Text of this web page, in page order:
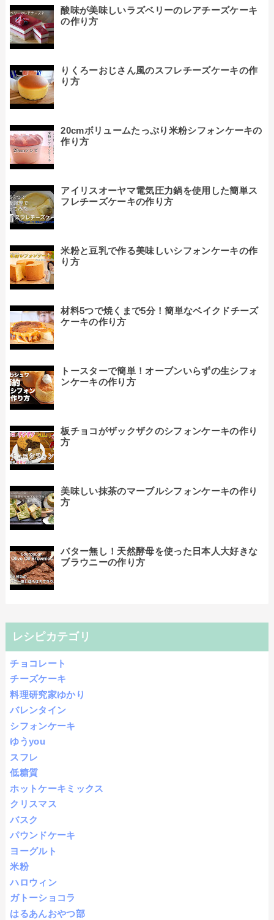
酸味が美味しいラズベリーのレアチーズケーキ
の作り方
りくろーおじさん風のスフレチーズケーキの作
り方
20cmボリュームたっぷり米粉シフォンケーキの
作り方
アイリスオーヤマ電気圧力鍋を使用した簡単ス
フレチーズケーキの作り方
米粉と豆乳で作る美味しいシフォンケーキの作
り方
材料5つで焼くまで5分！簡単なベイクドチーズ
ケーキの作り方
トースターで簡単！オーブンいらずの生シフォ
ンケーキの作り方
板チョコがザックザクのシフォンケーキの作り
方
美味しい抹茶のマーブルシフォンケーキの作り
方
バター無し！天然酵母を使った日本人大好きな
ブラウニーの作り方
レシピカテゴリ
チョコレート
チーズケーキ
料理研究家ゆかり
バレンタイン
シフォンケーキ
ゆうyou
スフレ
低糖質
ホットケーキミックス
クリスマス
バスク
パウンドケーキ
ヨーグルト
米粉
ハロウィン
ガトーショコラ
はるあんおやつ部